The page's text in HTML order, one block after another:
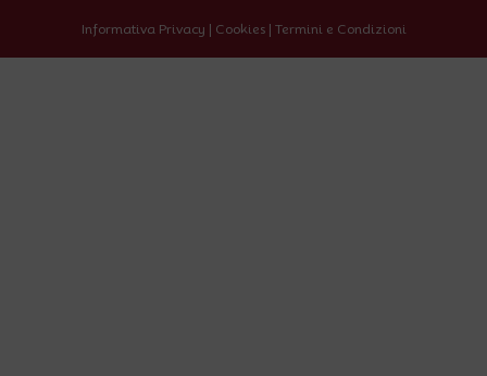
Informativa Privacy | Cookies| Termini e Condizioni